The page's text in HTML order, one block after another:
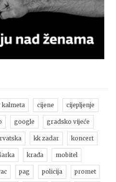
cijene cijepljenje
google gradsko vijeće
kk zadar koncert
krađa mobitel
pag policija promet